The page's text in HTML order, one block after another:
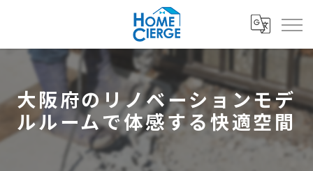
大阪府のリノベーションモデ
ルルームで体感する快適空間